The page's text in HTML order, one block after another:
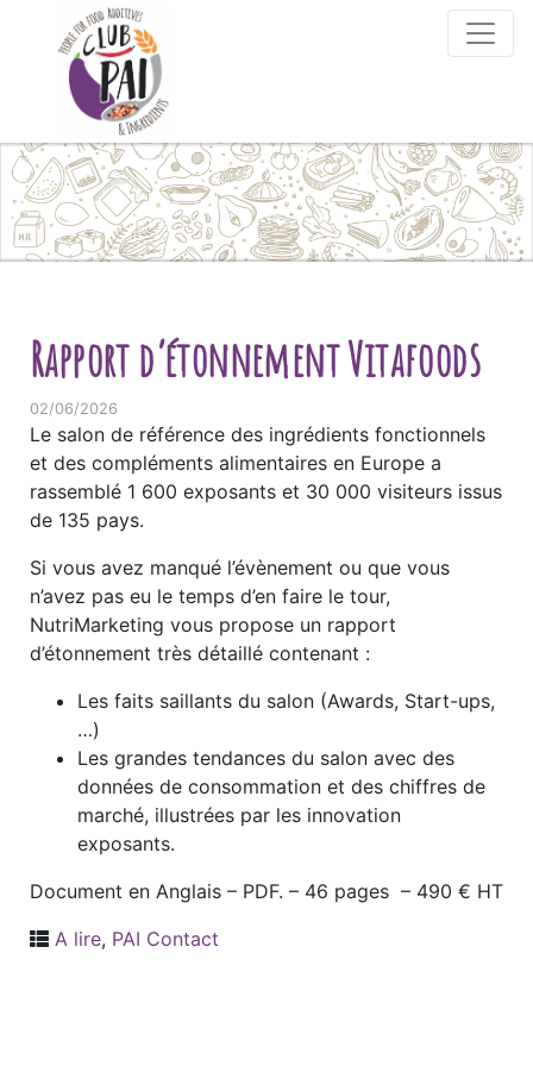
Skip to content
Rapport d’étonnement Vitafoods
02/06/2026
Le salon de référence des ingrédients fonctionnels
et des compléments alimentaires en Europe a
rassemblé 1 600 exposants et 30 000 visiteurs issus
de 135 pays.
Si vous avez manqué l’évènement ou que vous
n’avez pas eu le temps d’en faire le tour,
NutriMarketing vous propose un rapport
d’étonnement très détaillé contenant :
Les faits saillants du salon (Awards, Start-ups,
…)
Les grandes tendances du salon avec des
données de consommation et des chiffres de
marché, illustrées par les innovation
exposants.
Document en Anglais – PDF. – 46 pages – 490 € HT
A lire, PAI Contact